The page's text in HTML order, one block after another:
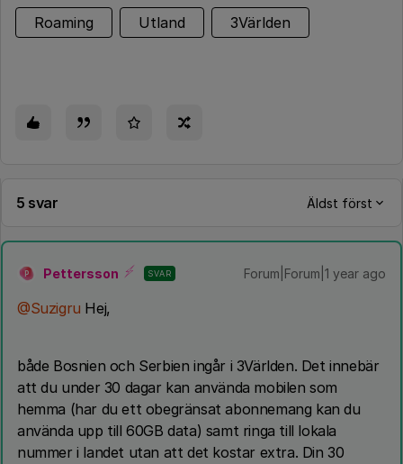
Roaming Utland 3Världen
5 svar Äldst först
P Pettersson SVAR Forum|Forum|1 year ago
@Suzigru Hej,
både Bosnien och Serbien ingår i 3Världen. Det innebär
att du under 30 dagar kan använda mobilen som
hemma (har du ett obegränsat abonnemang kan du
använda upp till 60GB data) samt ringa till lokala
nummer i landet utan att det kostar extra. Din 30